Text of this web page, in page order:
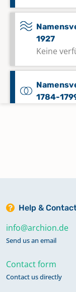
1927
Keine
1784-
Taufen
Keine
Keine
Help &
info@archion.de
Send us an email
Contact form
Contact us directly